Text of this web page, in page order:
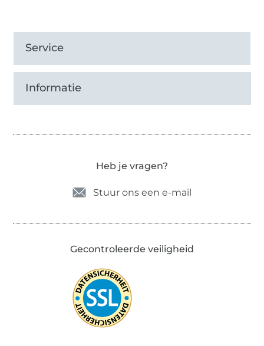
Service
Informatie
Heb je vragen?
Stuur ons een e-mail
Gecontroleerde veiligheid